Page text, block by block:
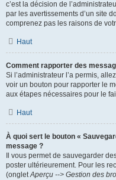
c’est la décision de
par les avertissements d’un site
comprenez pas les raisons de
Haut
Comment rapporter des
Si l’administrateur l’a permis,
voir un bouton pour rapporter le
aux étapes nécessaires pour le
Haut
À quoi sert le bouton «
message ?
Il vous permet de sauvegarder
poster ultérieurement. Pour les
(ongletAperçu --> Gestion des